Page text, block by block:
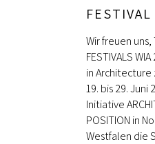
FESTIVAL
Wir freuen
FESTIVALS
in Architecture
19. bis 29. Juni
Initiative
POSITION in
Westfalen die